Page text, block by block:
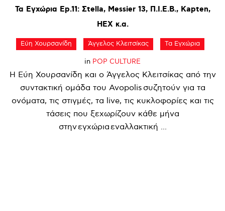
Τα Εγχώρια Ep.11: Σtella, Messier 13, Π.Ι.Ε.Β., Kapten,
HEX κ.α.
Εύη Χουρσανίδη Άγγελος Κλειτσίκας Τα Εγχώρια
in POP CULTURE
Η Εύη Χουρσανίδη και ο Άγγελος Κλειτσίκας από την
συντακτική ομάδα του Avopolis συζητούν για τα
ονόματα, τις στιγμές, τα live, τις κυκλοφορίες και τις
τάσεις που ξεχωρίζουν κάθε μήνα
στην εγχώρια εναλλακτική ...